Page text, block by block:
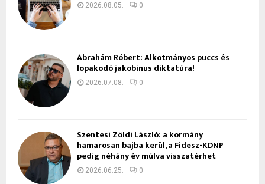
2026.08.05. 0
Ábrahám Róbert: Alkotmányos puccs és
lopakodó jakobinus diktatúra!
2026.07.08. 0
Szentesi Zöldi László: a kormány
hamarosan bajba kerül, a Fidesz-KDNP
pedig néhány év múlva visszatérhet
2026.06.25. 0